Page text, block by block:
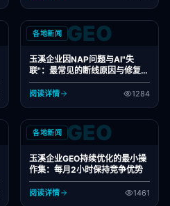
各地新闻 GEO
玉溪企业因NAP问题与AI"失
联"：最常见的断线原因与修复方
法
阅读详情 1284
各地新闻 GEO
玉溪企业GEO持续优化的最小操
作集：每月2小时保持竞争优势
阅读详情 1461